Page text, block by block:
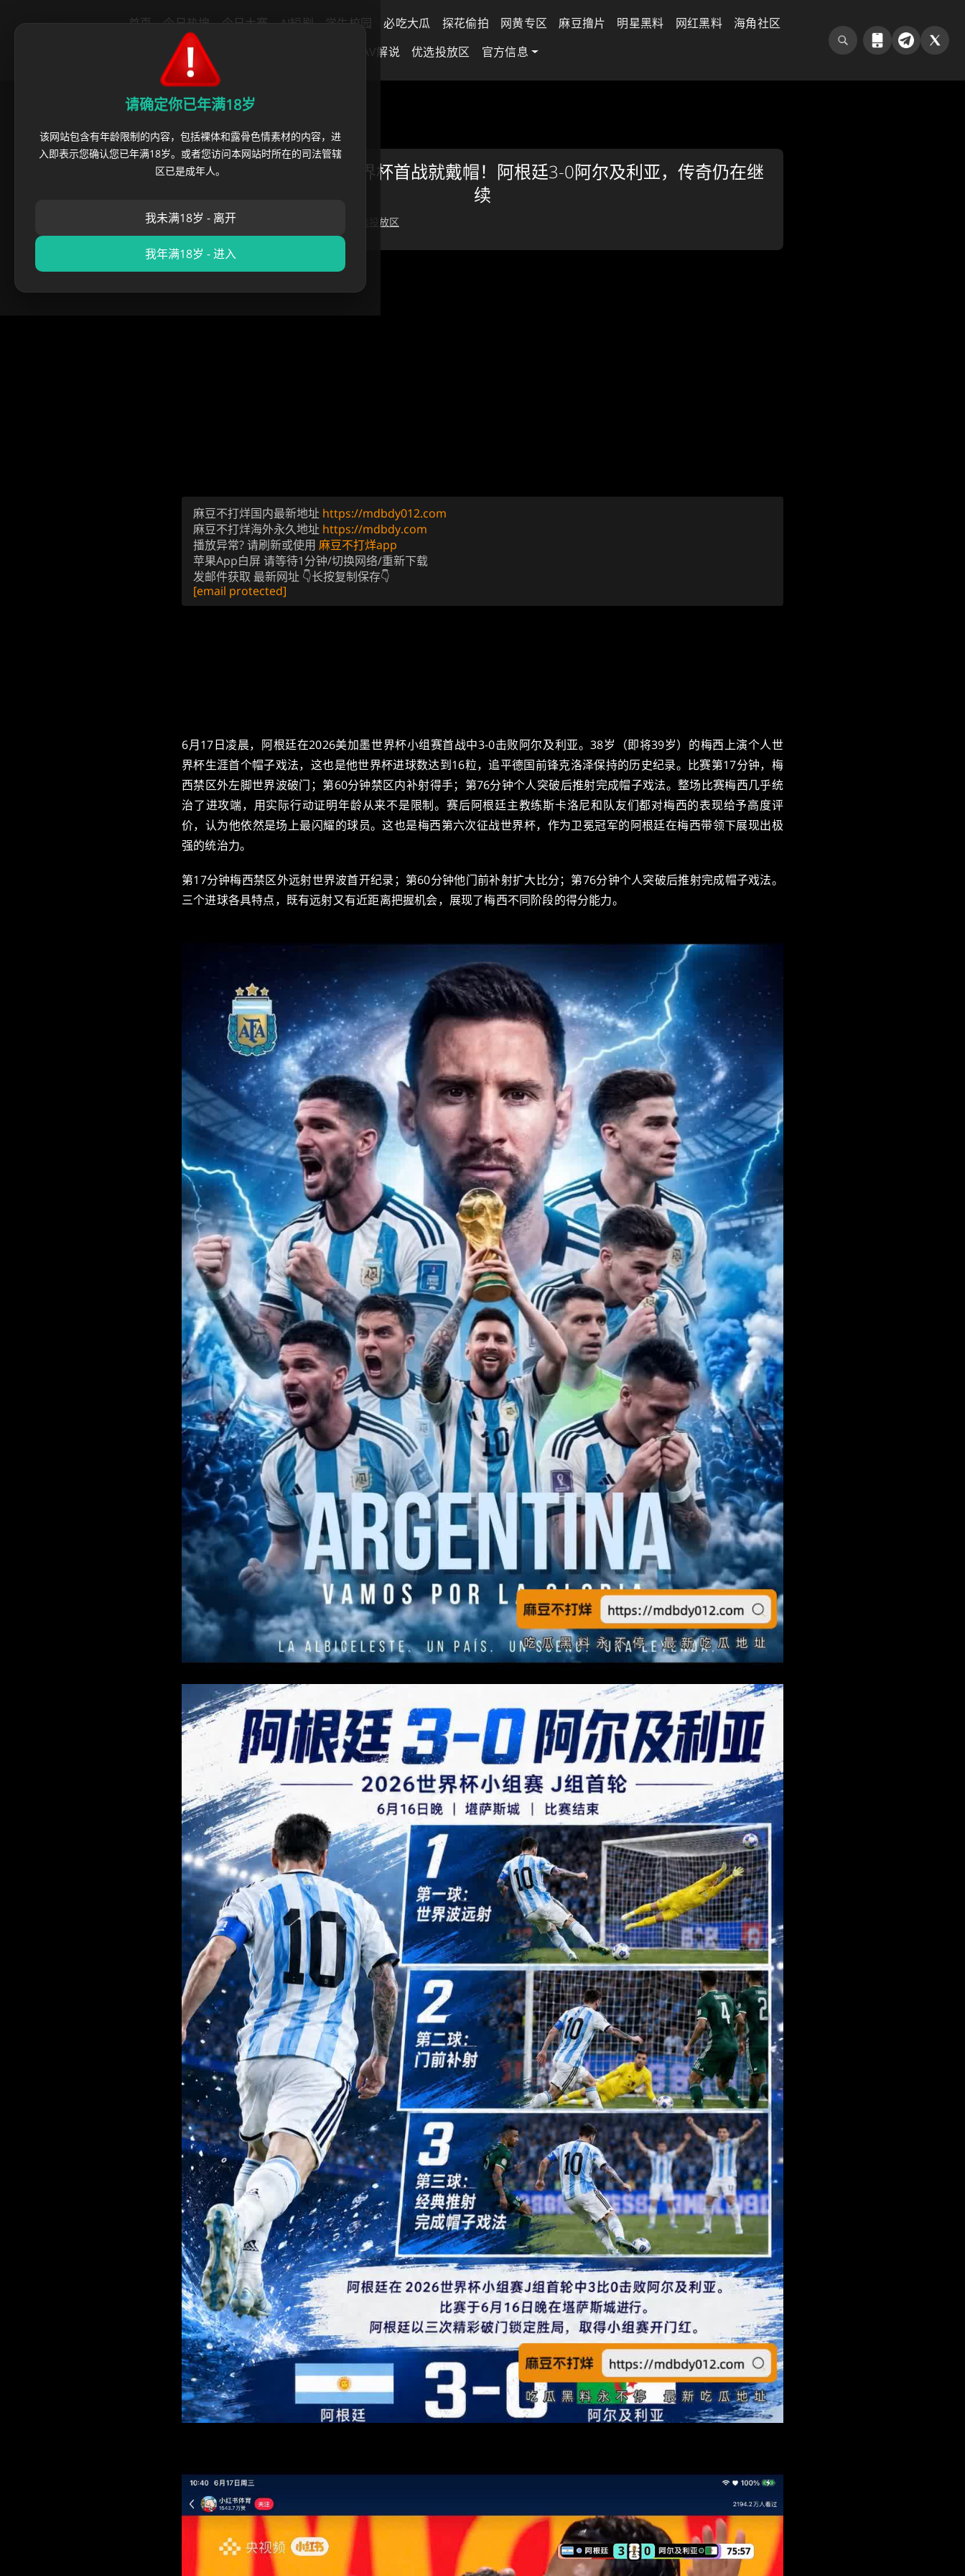
首页 今日热搜 今日大赛 AI短剧 学生校园 必吃大瓜 探花偷拍 网黄专区 麻豆撸片 明星黑料 网红黑料
海角社区
里番动漫
绿帽社区 AV解说 优选投放区 官方信息
首页 › 优选投放区 › 38岁梅西，第六届世
38岁梅西，第六届世界杯首战就戴帽！阿根廷3-0阿尔及利亚，传奇仍在继
续
麻豆黑料王 优选投放区
麻豆不打烊国内最新地址 https://mdbdy012.com
麻豆不打烊海外永久地址 https://mdbdy.com
播放异常? 请刷新或使用 麻豆不打烊app
苹果App白屏 请等待1分钟/切换网络/重新下载
发邮件获取 最新网址 👇长按复制保存👇
[email protected]
6月17日凌晨，阿根廷在2026美加墨世界杯小组赛首战中3-0击败阿尔及利亚。38岁（即将39岁）的梅西上演个人世
界杯生涯首个帽子戏法，这也是他世界杯进球数达到16粒，追平德国前锋克洛泽保持的历史纪录。比赛第17分钟，梅
西禁区外左脚世界波破门；第60分钟禁区内补射得手；第76分钟个人突破后推射完成帽子戏法。整场比赛梅西几乎统
治了进攻端，用实际行动证明年龄从来不是限制。赛后阿根廷主教练斯卡洛尼和队友们都对梅西的表现给予高度评
价，认为他依然是场上最闪耀的球员。这也是梅西第六次征战世界杯，作为卫冕冠军的阿根廷在梅西带领下展现出极
强的统治力。
第17分钟梅西禁区外远射世界波首开纪录；第60分钟他门前补射扩大比分；第76分钟个人突破后推射完成帽子戏法。
三个进球各具特点，既有远射又有近距离把握机会，展现了梅西不同阶段的得分能力。
请确定你已年满18岁
该网站包含有年龄限制的内容，包括裸体和露骨色情素材的内容，进
入即表示您确认您已年满18岁。或者您访问本网站时所在的司法管辖
区已是成年人。
我未满18岁 - 离开
我年满18岁 - 进入